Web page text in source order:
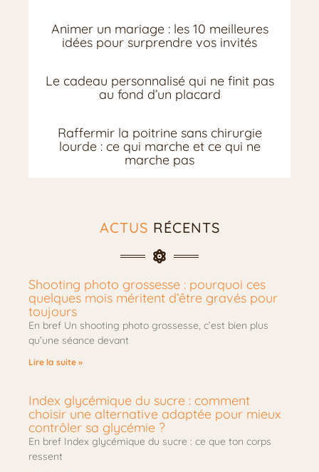
Animer un mariage : les 10 meilleures
idées pour surprendre vos invités
Le cadeau personnalisé qui ne finit pas
au fond d’un placard
Raffermir la poitrine sans chirurgie
lourde : ce qui marche et ce qui ne
marche pas
ACTUS RÉCENTS
Shooting photo grossesse : pourquoi ces
quelques mois méritent d’être gravés pour
toujours
En bref Un shooting photo grossesse, c’est bien plus
qu’une séance devant
Lire la suite »
Index glycémique du sucre : comment
choisir une alternative adaptée pour mieux
contrôler sa glycémie ?
En bref Index glycémique du sucre : ce que ton corps
ressent